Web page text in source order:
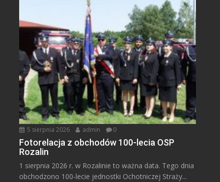
5 sierpnia 2026 admin 0
Fotorelacja z obchodów 100-lecia OSP
Rozalin
1 sierpnia 2026 r. w Rozalinie to ważna data. Tego dnia
obchodzono 100-lecie jednostki Ochotniczej Straży...